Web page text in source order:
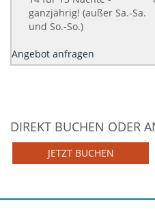
ganzjährig! (außer Sa.-Sa.
und So.-So.)
Angebot anfragen
DIREKT BUCHEN ODER
JETZT BUCHEN